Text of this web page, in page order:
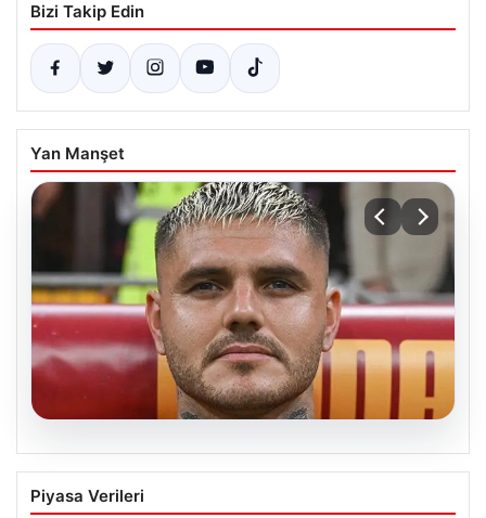
Bizi Takip Edin
Yan Manşet
05.08.2026
Mauro Icardi’nin Sosyal Medya
Paylaşımlarıyla Tansiyonu Yükseltti
Piyasa Verileri